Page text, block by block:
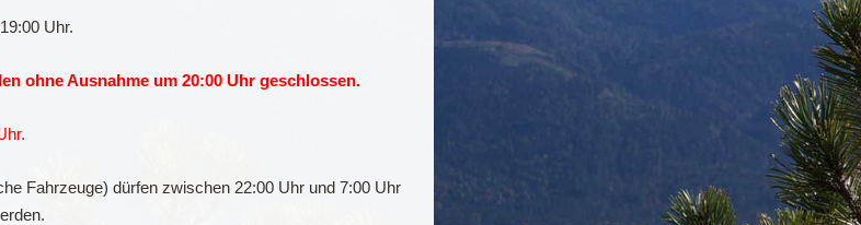
Uhr.
ohne Ausnahme um 20:00 Uhr geschlossen.
Fahrzeuge) dürfen zwischen 22:00 Uhr und 7:00 Uhr